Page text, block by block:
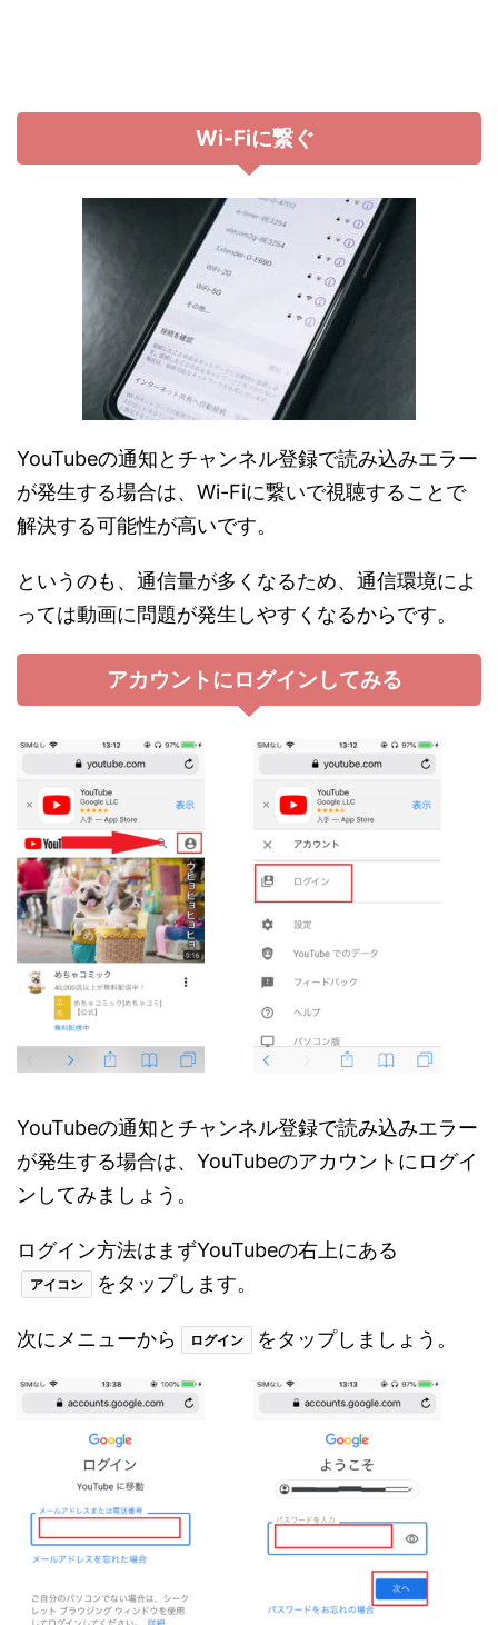
Wi-Fiに繋ぐ
YouTubeの通知とチャンネル登録で読み込みエラー
が発生する場合は、Wi-Fiに繋いで視聴することで
解決する可能性が高いです。
というのも、通信量が多くなるため、通信環境によ
っては動画に問題が発生しやすくなるからです。
アカウントにログインしてみる
YouTubeの通知とチャンネル登録で読み込みエラー
が発生する場合は、YouTubeのアカウントにログイ
ンしてみましょう。
ログイン方法はまずYouTubeの右上にある
アイコン をタップします。
次にメニューから ログイン をタップしましょう。